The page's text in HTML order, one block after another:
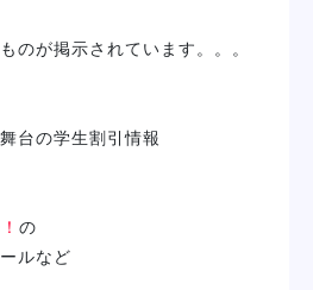
のが掲示されています。。。
舞台の学生割引情報
の
ルなど